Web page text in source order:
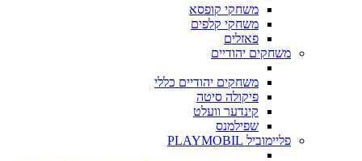
משחקי קופסא
משחקי קלפים
פאזלים
משחקים יהודיים
משחקים יהודיים כללי
פיקולה סיטה
קינדער וועלט
שפילמנס
פליימוביל PLAYMOBIL